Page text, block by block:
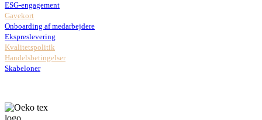
ESG-engagement
Gavekort
Onboarding af medarbejdere
Ekspreslevering
Kvalitetspolitik
Handelsbetingelser
Skabeloner